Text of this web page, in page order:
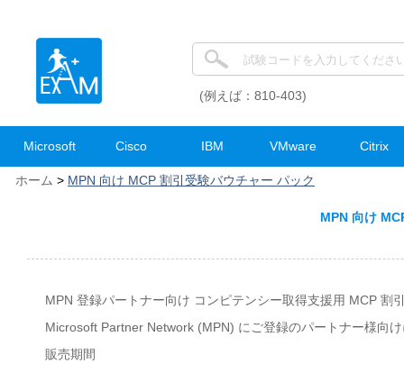
(例えば：810-403)
Microsoft Cisco IBM VMware Citrix
ホーム > MPN 向け MCP 割引受験バウチャー パック
MPN 向け
MPN 登録パートナー向け コンピテンシー取得支援用 MCP 割
Microsoft Partner Network (MPN) にご登録のパートナー様向
販売期間